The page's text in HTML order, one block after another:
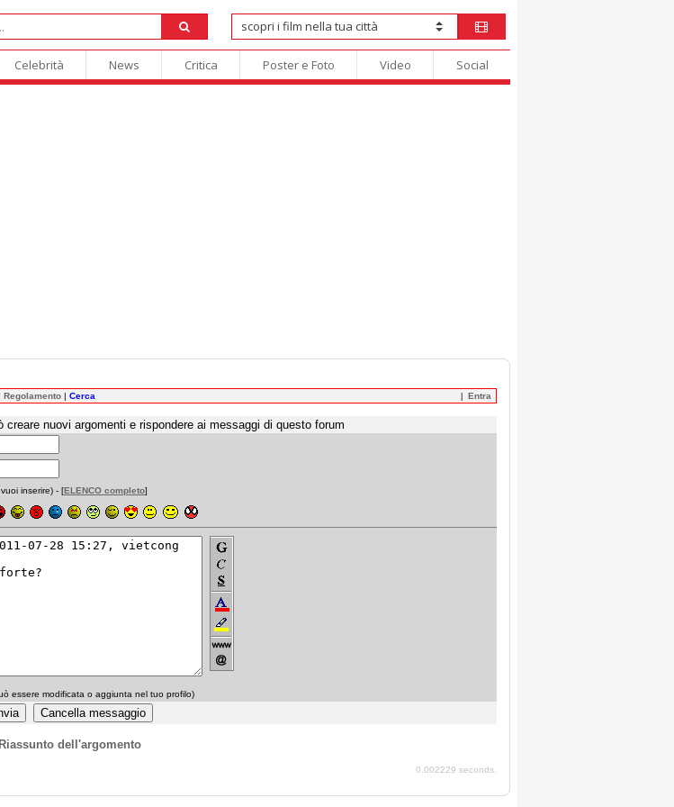
Celebrità News Critica Poster e Foto Video Social
Regolamento | Cerca Entra
creare nuovi argomenti e rispondere ai messaggi di questo forum
inserire) - [ELENCO completo]
essere modificata o aggiunta nel tuo profilo)
Riassunto dell'argomento
0.002229 seconds.